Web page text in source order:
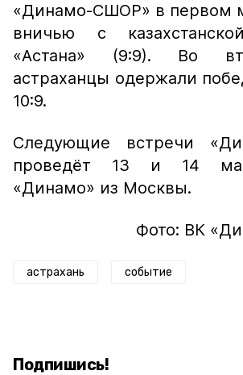
«Динамо-СШОР» в первом
вничью с
«Астана» (9:9). Во
астраханцы одержали
10:9.
Следующие встречи
проведёт 13 и 14
«Динамо» из Москвы.
Фото: ВК
астрахань событие
Подпишись!